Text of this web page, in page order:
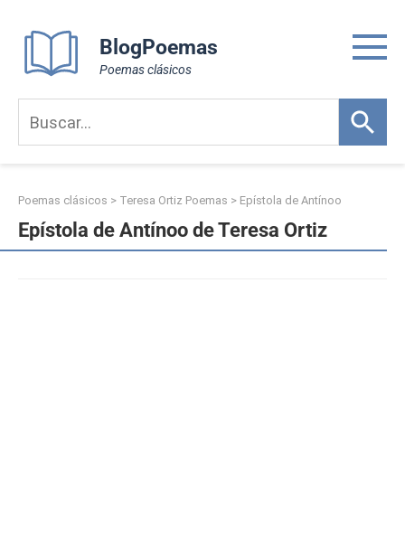
content
BlogPoemas
Poemas clásicos
Poemas clásicos > Teresa Ortiz Poemas > Epístola de Antínoo
Epístola de Antínoo de Teresa Ortiz